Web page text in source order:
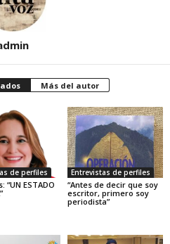
Más del autor
de perfiles
“UN ESTADO
Entrevistas de perfiles
“Antes de decir que soy
escritor, primero soy
periodista”